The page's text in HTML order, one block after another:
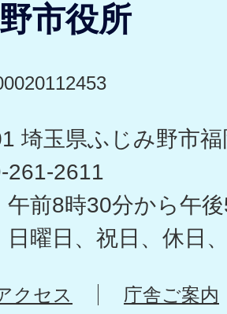
市役所
埼玉県ふじみ野市
261-2611
午前8時30分から午
日曜日、祝日、休日
クセス
庁舎ご案内